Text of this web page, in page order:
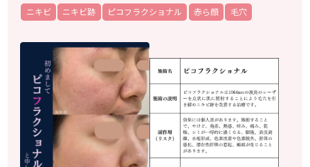
ニキビ ニキビ跡 ピコフラクショナル 赤ら顔 毛穴